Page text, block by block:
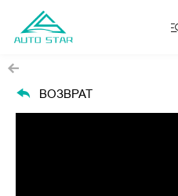
ВОЗВРАТ